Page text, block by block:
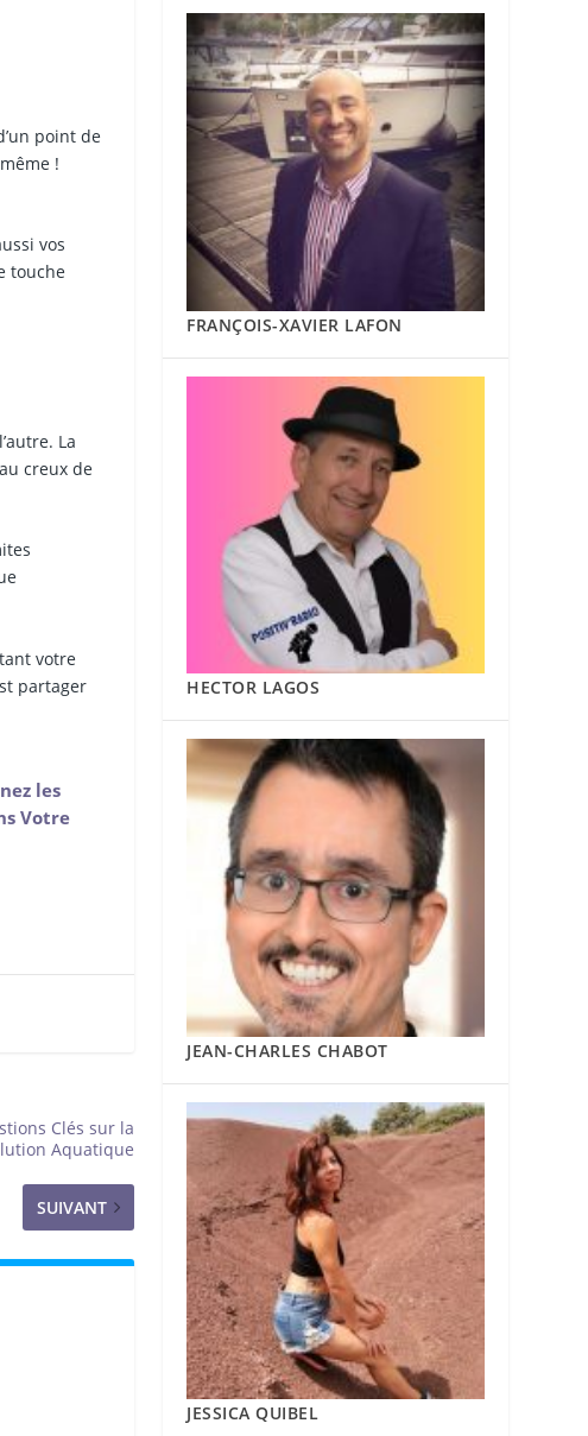
point de
!
vos
touche
La
creux de
votre
partager
les
Votre
Clés sur la
Aquatique
SUIVANT
FRANÇOIS-XAVIER LAFON
HECTOR LAGOS
JEAN-CHARLES CHABOT
JESSICA QUIBEL